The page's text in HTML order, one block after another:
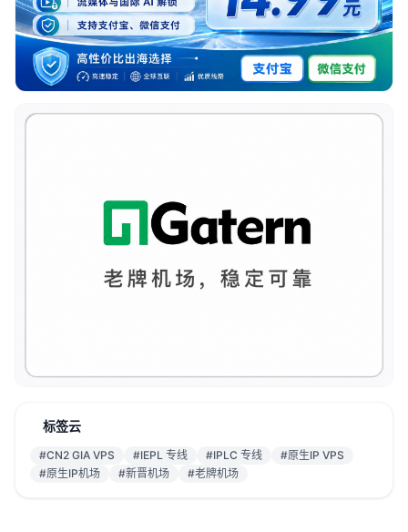
标签云
#CN2 GIA VPS #IEPL 专线 #IPLC 专线
#原生IP VPS
#原生IP机场
#新晋机场 #老牌机场